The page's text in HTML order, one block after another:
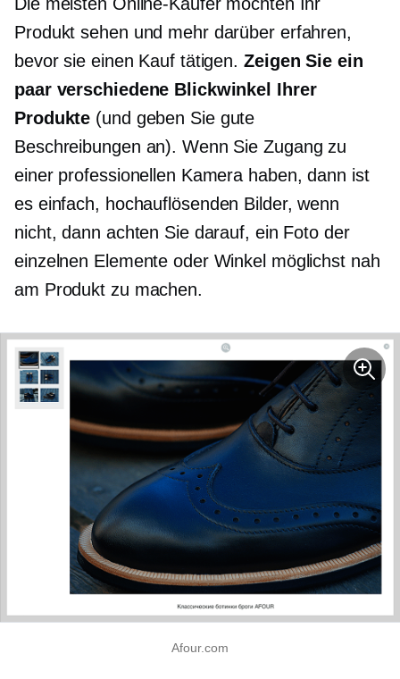
Produkt sehen und mehr darüber erfahren,
bevor sie einen Kauf tätigen. Zeigen Sie ein
paar verschiedene Blickwinkel Ihrer
Produkte (und geben Sie gute
Beschreibungen an). Wenn Sie Zugang zu
einer professionellen Kamera haben, dann ist
es einfach, hochauflösenden Bilder, wenn
nicht, dann achten Sie darauf, ein Foto der
einzelnen Elemente oder Winkel möglichst nah
am Produkt zu machen.
Afour.com